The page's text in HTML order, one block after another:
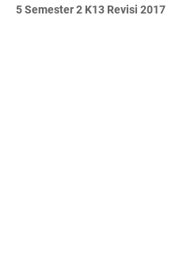
5 Semester 2 K13 Revisi 2017